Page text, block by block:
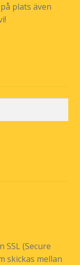
plats även
SSL (Secure
skickas mellan